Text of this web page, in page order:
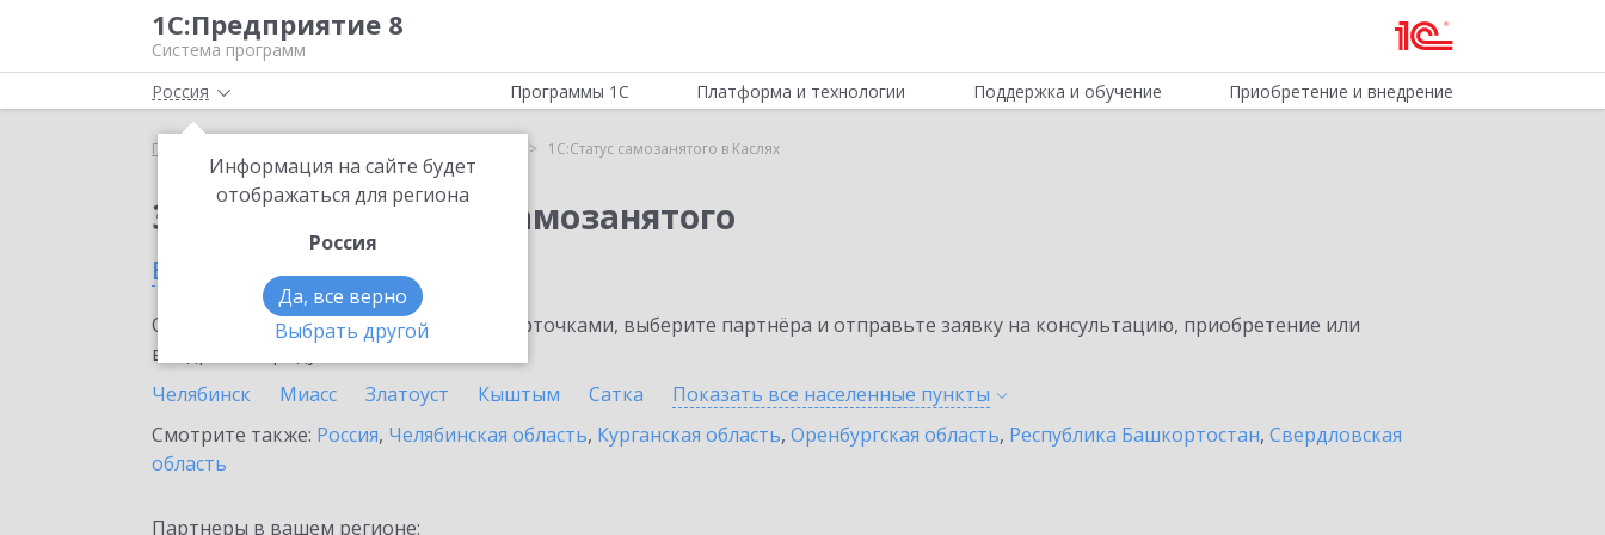
1С:Предприятие 8
Система программ
Россия
Информация на сайте будет
отображаться для региона
Россия
Да, все верно
Выбрать другой
Программы 1С Платформа и технологии Поддержка и обучение Приобретение и внедрение
Главная 1С:Статус самозанятого в Каслях
Заказать 1С:Статус самозанятого
в Каслях
Ознакомьтесь с информационными карточками, выберите партнёра и отправьте заявку на консультацию, приобретение или
внедрение продукта.
Челябинск
Миасс Златоуст Кыштым Сатка Показать все населенные пункты
Смотрите также: Россия, Челябинская область, Курганская область, Оренбургская область, Республика Башкортостан, Свердловская
область
Партнеры в вашем регионе: